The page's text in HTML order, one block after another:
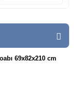
69x82x210 cm